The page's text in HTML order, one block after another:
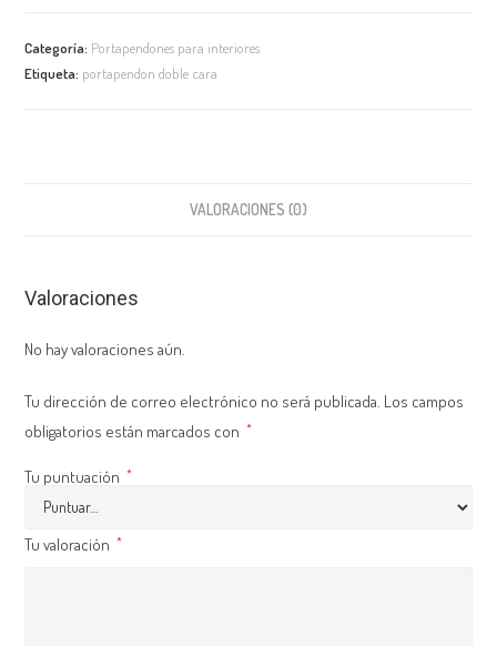
Categoría: Portapendones para interiores
Etiqueta: portapendon doble cara
VALORACIONES (0)
Valoraciones
No hay valoraciones aún.
Tu dirección de correo electrónico no será publicada. Los campos
obligatorios están marcados con
*
Tu puntuación *
Tu valoración *